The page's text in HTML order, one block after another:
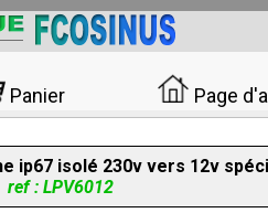
Panier Page
isolé 230v vers 12v
ref : LPV6012